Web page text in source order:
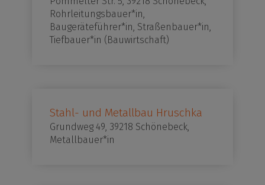
Rohrleitungsbauer*in,
Baugeräteführer*in, Straßenbauer*in,
Tiefbauer*in (Bauwirtschaft)
Stahl- und Metallbau Hruschka
Grundweg 49, 39218 Schönebeck,
Metallbauer*in